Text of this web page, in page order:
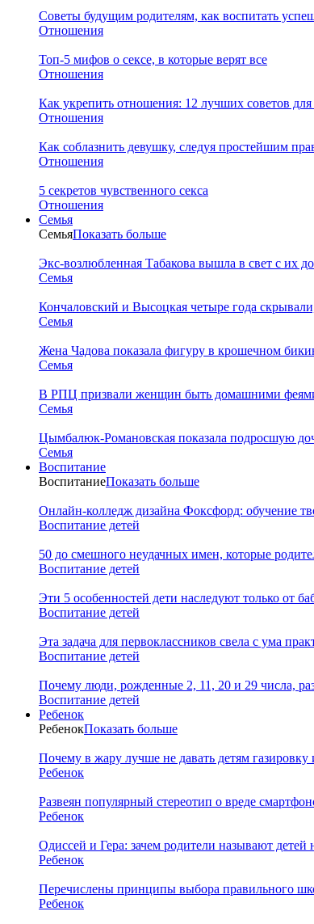
Советы будущим родителям, как воспитать
Отношения
Топ-5 мифов о сексе, в которые верят все
Отношения
Как укрепить отношения: 12 лучших советов для
Отношения
Как соблазнить девушку, следуя простейшим
Отношения
5 секретов чувственного секса
Отношения
Семья
СемьяПоказать больше
Экс-возлюбленная Табакова вышла в свет с их
Семья
Кончаловский и Высоцкая четыре года
Семья
Жена Чадова показала фигуру в крошечном
Семья
В РПЦ призвали женщин быть домашними
Семья
Цымбалюк-Романовская показала подросшую
Семья
Воспитание
ВоспитаниеПоказать больше
Онлайн-колледж дизайна Фоксфорд: обучение
Воспитание детей
50 до смешного неудачных имен, которые
Воспитание детей
Эти 5 особенностей дети наследуют только от
Воспитание детей
Эта задача для первоклассников свела с ума
Воспитание детей
Почему люди, рожденные 2, 11, 20 и 29 числа,
Воспитание детей
Ребенок
РебенокПоказать больше
Почему в жару лучше не давать детям газировку
Ребенок
Развеян популярный стереотип о вреде
Ребенок
Одиссей и Гера: зачем родители называют
Ребенок
Перечислены принципы выбора правильного
Ребенок